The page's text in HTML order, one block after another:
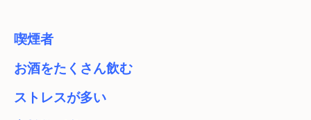
喫煙者
お酒をたくさん飲む
ストレスが多い